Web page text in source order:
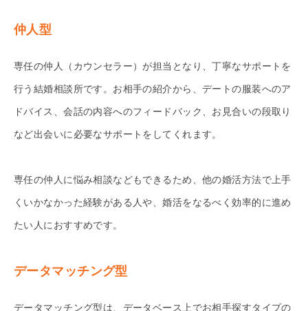
仲人型
専任の仲人（カウンセラー）が担当となり、丁寧なサポートを
行う結婚相談所です。お相手の紹介から、デートの服装へのア
ドバイス、会話の内容へのフィードバック、お見合いの段取り
など出会いに必要なサポートをしてくれます。
専任の仲人に悩み相談などもできるため、他の婚活方法で上手
くいかなかった経験がある人や、婚活をなるべく効率的に進め
たい人におすすめです。
データマッチング型
データマッチング型は、データベース上でお相手探すタイプの